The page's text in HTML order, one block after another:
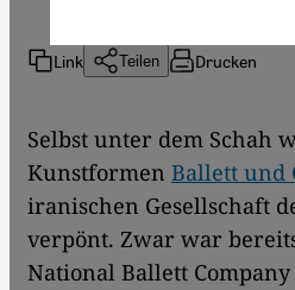
Link Teilen Drucken
Selbst unter dem Schah
Kunstformen Ballett und
iranischen Gesellschaft
verpönt. Zwar war
National Ballett